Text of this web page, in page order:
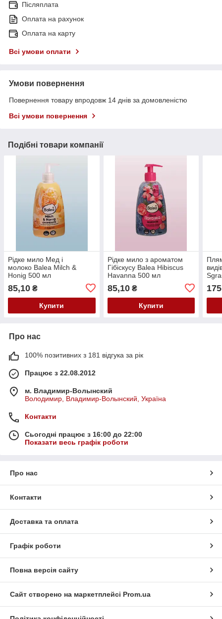
Післяплата
Оплата на рахунок
Оплата на карту
Всі умови оплати
Умови повернення
Повернення товару впродовж 14 днів за домовленістю
Всі умови повернення
Подібні товари компанії
Рідке мило Мед і
молоко Balea Milch &
Honig 500 мл
85,10 ₴
Купити
Рідке мило з ароматом
Гібіскусу Balea Hibiscus
Havanna 500 мл
85,10₴
Купити
Про нас
100% позитивних з 181 відгука за рік
Працює з 22.08.2012
м. Владимир-Волынский
Володимир, Владимир-Волынский, Україна
Контакти
Сьогодні працює з 16:00 до 22:00
Показати весь графік роботи
Про нас
Контакти
Доставка та оплата
Графік роботи
Повна версія сайту
Сайт створено на маркетплейсі Prom.ua